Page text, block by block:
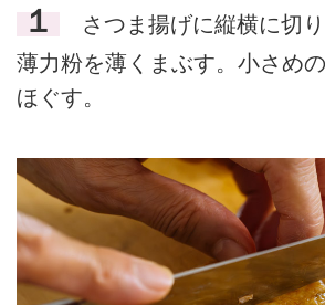
１
さつま揚げに縦横に切り
薄力粉を薄くまぶす。小さめ
ほぐす。